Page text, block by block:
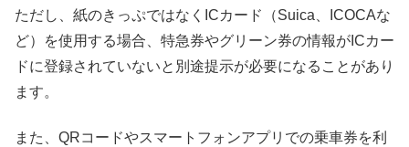
ただし、紙のきっぷではなくICカード（Suica、ICOCAな
ど）を使用する場合、特急券やグリーン券の情報がICカー
ドに登録されていないと別途提示が必要になることがあり
ます。
また、QRコードやスマートフォンアプリでの乗車券を利